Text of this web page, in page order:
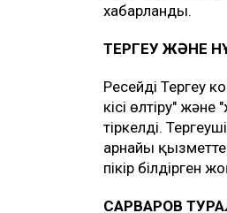
хабарланды.
ТЕРГЕУ ЖӘНЕ
Ресейдің Тергеу
кісі өлтіру"
тіркелді.
арнайы
пікір білдірген
САРВАРОВ